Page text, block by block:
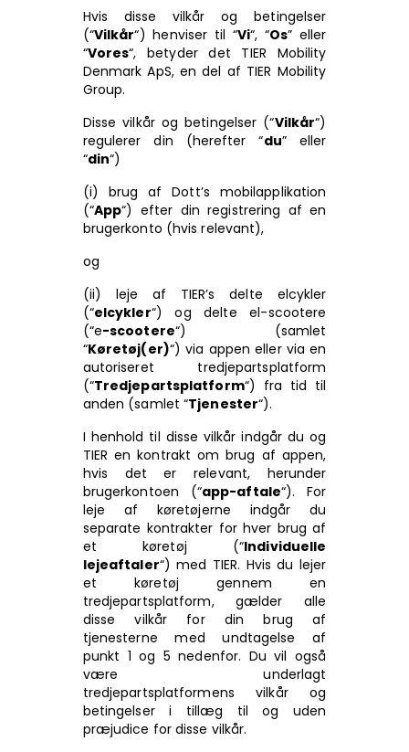
Hvis disse vilkår og betingelser
(“Vilkår“) henviser til “Vi“, “Os” eller
“Vores“, betyder det TIER Mobility
Denmark ApS, en del af TIER Mobility
Group.
Disse vilkår og betingelser (“Vilkår“)
regulerer din (herefter “du” eller
“din“)
(i) brug af Dott’s mobilapplikation
(“App“) efter din registrering af en
brugerkonto (hvis relevant),
og
(ii) leje af TIER’s delte elcykler
(“elcykler“) og delte el-scootere
(“e-scootere“) (samlet
“Køretøj(er)“) via appen eller via en
autoriseret tredjepartsplatform
(“Tredjepartsplatform“) fra tid til
anden (samlet “Tjenester“).
I henhold til disse vilkår indgår du og
TIER en kontrakt om brug af appen,
hvis det er relevant, herunder
brugerkontoen (“app-aftale“). For
leje af køretøjerne indgår du
separate kontrakter for hver brug af
et køretøj (“Individuelle
lejeaftaler“) med TIER. Hvis du lejer
et køretøj gennem en
tredjepartsplatform, gælder alle
disse vilkår for din brug af
tjenesterne med undtagelse af
punkt 1 og 5 nedenfor. Du vil også
være underlagt
tredjepartsplatformens vilkår og
betingelser i tillæg til og uden
præjudice for disse vilkår.